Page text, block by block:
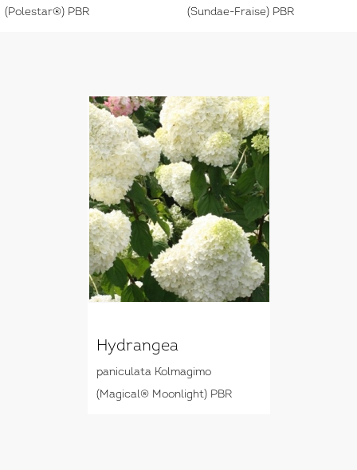
(Polestar®) PBR
(Sundae-Fraise) PBR
Hydrangea
paniculata Kolmagimo
(Magical® Moonlight) PBR